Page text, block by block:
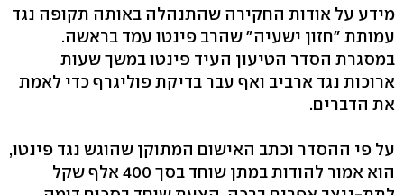
מידע על אודות החקירה שהתנהלה באותה תקופה נגד
עמותת "חזון ישעיה" שהרב פינטו עמד בראשה.
במסגרת הסדר הטיעון העיד פינטו במשך שעות
ארוכות נגד ארביב ואף עבר בדיקת פוליגרף כדי לאמת
את הדברים.
על פי ההסדר וכתב האישום המתוקן שהוגש נגד פינטו,
הוא אמור להודות במתן שוחד בסך 400 אלף שקל